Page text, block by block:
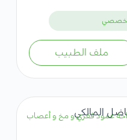
ملف الطبيب
المالكي
عمود فقري و مخ و أعصاب